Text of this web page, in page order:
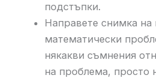
подстъпки.
Направете снимка на
математически
някакви съмнения
на проблема, просто